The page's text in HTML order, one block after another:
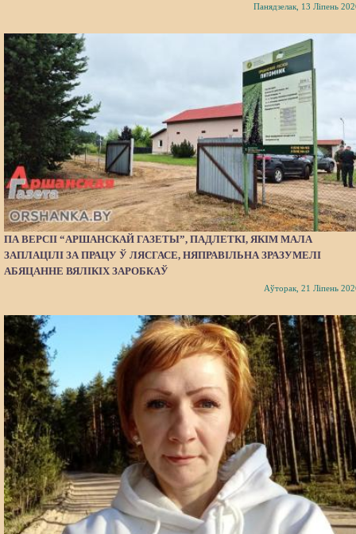
Панядзелак, 13 Ліпень
ПА ВЕРСІІ “АРШАНСКАЙ ГАЗЕТЫ”, ПАДЛЕТКІ, ЯКІМ МАЛА
ЗАПЛАЦІЛІ ЗА ПРАЦУ Ў ЛЯСГАСЕ, НЯПРАВІЛЬНА ЗРАЗУМЕЛІ
АБЯЦАННЕ ВЯЛІКІХ ЗАРОБКАЎ
Аўторак, 21 Ліпень